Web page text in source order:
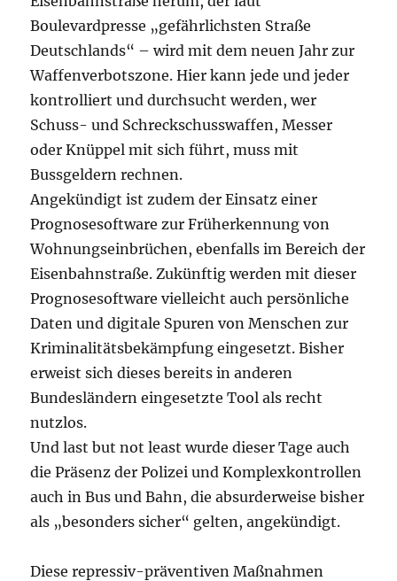
Boulevardpresse „gefährlichsten Straße
Deutschlands“ – wird mit dem neuen Jahr zur
Waffenverbotszone. Hier kann jede und jeder
kontrolliert und durchsucht werden, wer
Schuss- und Schreckschusswaffen, Messer
oder Knüppel mit sich führt, muss mit
Bussgeldern rechnen.
Angekündigt ist zudem der Einsatz einer
Prognosesoftware zur Früherkennung von
Wohnungseinbrüchen, ebenfalls im Bereich der
Eisenbahnstraße. Zukünftig werden mit dieser
Prognosesoftware vielleicht auch persönliche
Daten und digitale Spuren von Menschen zur
Kriminalitätsbekämpfung eingesetzt. Bisher
erweist sich dieses bereits in anderen
Bundesländern eingesetzte Tool als recht
nutzlos.
Und last but not least wurde dieser Tage auch
die Präsenz der Polizei und Komplexkontrollen
auch in Bus und Bahn, die absurderweise bisher
als „besonders sicher“ gelten, angekündigt.
Diese repressiv-präventiven Maßnahmen